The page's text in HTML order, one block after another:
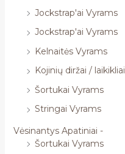
Jockstrap'ai Vyrams
Jockstrap'ai Vyrams
Kelnaitės Vyrams
Kojinių diržai / laikikliai
Šortukai Vyrams
Stringai Vyrams
Vėsinantys Apatiniai -
Šortukai Vyrams